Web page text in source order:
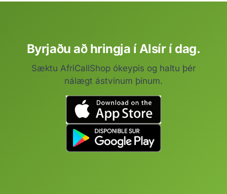
Byrjaðu að hringja í Alsír í dag.
Sæktu AfriCallShop ókeypis og haltu þér
nálægt ástvinum þínum.